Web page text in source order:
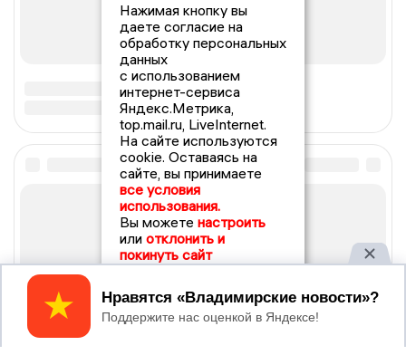
Нажимая кнопку вы
даете согласие на
обработку персональных
данных
с использованием
интернет-сервиса
Яндекс.Метрика,
top.mail.ru, LiveInternet.
На сайте используются
cookie. Оставаясь на
сайте, вы принимаете
все условия
использования.
Вы можете настроить
или отклонить и
покинуть сайт
Принять